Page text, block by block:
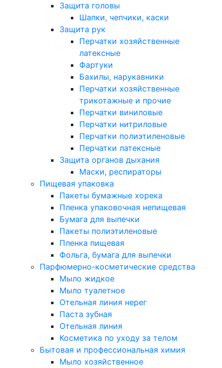
Защита головы
Шапки, чепчики, каски
Защита рук
Перчатки хозяйственные
латексные
Фартуки
Бахилы, нарукавники
Перчатки хозяйственные
трикотажные и прочие
Перчатки виниловые
Перчатки нитриловые
Перчатки полиэтиленовые
Перчатки латексные
Защита органов дыхания
Маски, респираторы
Пищевая упаковка
Пакеты бумажные хорека
Пленка упаковочная непищевая
Бумага для выпечки
Пакеты полиэтиленовые
Пленка пищевая
Фольга, бумага для выпечки
Парфюмерно-косметические средства
Мыло жидкое
Мыло туалетное
Отельная линия нерег
Паста зубная
Отельная линия
Косметика по уходу за телом
Бытовая и профессиональная химия
Мыло хозяйственное